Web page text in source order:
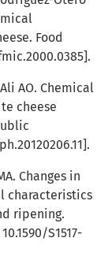
Food
AO. Chemical
cheese
Changes in
characteristics
ripening.
S1517-